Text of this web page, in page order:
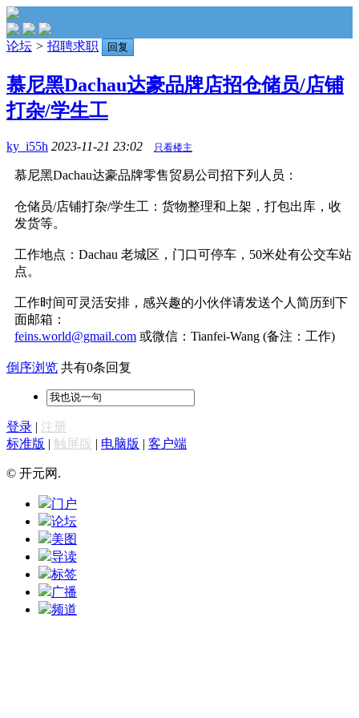
论坛 > 招聘求职 回复
慕尼黑Dachau达豪品牌店招仓储员/店铺
打杂/学生工
ky_i55h 2023-11-21 23:02 只看楼主
慕尼黑Dachau达豪品牌零售贸易公司招下列人员：
仓储员/店铺打杂/学生工：货物整理和上架，打包出库，收
发货等。
工作地点：Dachau 老城区，门口可停车，50米处有公交车站
点。
工作时间可灵活安排，感兴趣的小伙伴请发送个人简历到下
面邮箱：
feins.world@gmail.com 或微信：Tianfei-Wang (备注：工作)
倒序浏览 共有0条回复
登录 | 注册
标准版 | 触屏版 | 电脑版 | 客户端
© 开元网.
门户
论坛
美图
导读
标签
广播
频道